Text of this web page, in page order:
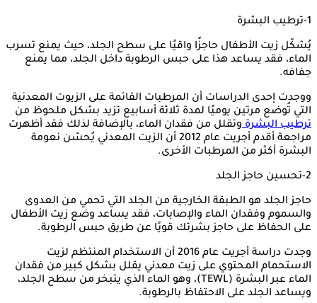
1-ترطيب البشرة
يُشكّل زيت الأطفال حاجزًا واقيًا على سطح الجلد، حيث يمنع تسرب
الماء، فقد يساعد هذا على حبس الرطوبة داخل الجلد، مما يمنع
جفافه.
ووجدت إحدى الدراسات أن المرطبات القائمة على الزيوت المعدنية
التي تُوضع مرتين يوميًا لمدة ثلاثة أسابيع تزيد بشكل ملحوظ من
ترطيب البشرةوتقلل من فقدان الماء، بالإضافة لذلك فقد أظهرت
مراجعة أقدم أجريت عام 2012 أن الزيت المعدني يُحسّن نعومة
البشرة أكثر من المرطبات الأخرى.
2-تحسين حاجز الجلد
حاجز الجلد هو الطبقة الخارجية من الجلد التي تحمي من العدوى
والسموم وفقدان الماء والإصابات، فقد يساعد وضع زيت الأطفال
على الحفاظ على حاجز بشرتك قويًا عن طريق حبس الرطوبة.
وجدت دراسة أجريت عام 2016 أن الاستخدام المنتظم لزيت
الاستحمام المحتوي على زيت معدني يقلل بشكل كبير من فقدان
الماء عبر البشرة (TEWL)، وهو الماء الذي يتبخر من سطح الجلد،
ويساعد الجلد على الاحتفاظ بالرطوبة.